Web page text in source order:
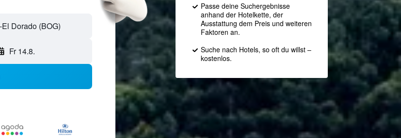
Fr 14.8.
Passe deine Suchergebnisse
anhand der Hotelkette, der
Ausstattung dem Preis und weiteren
Faktoren an.
Suche nach Hotels, so oft du willst –
kostenlos.